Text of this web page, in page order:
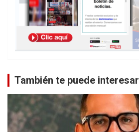
También te puede interesar